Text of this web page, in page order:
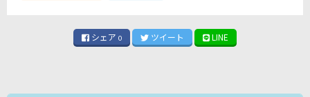
シェア 0 ツイート LINE